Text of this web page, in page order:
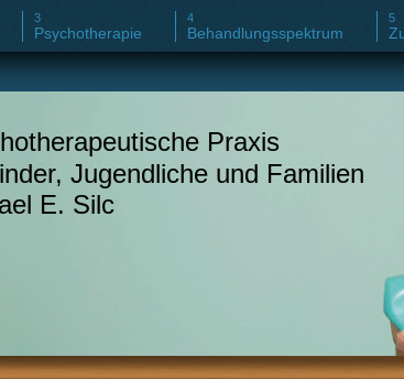
Psychotherapie Behandlungsspektrum
Praxis
Jugendliche und Familien
E. Silc